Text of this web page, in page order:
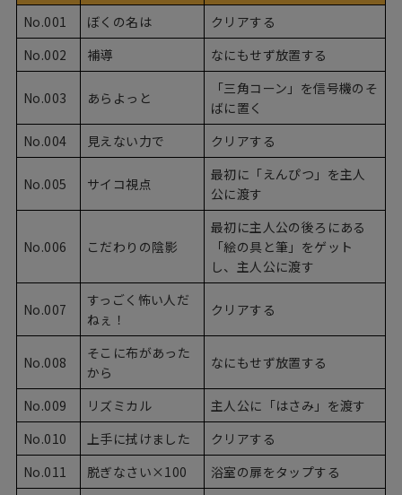
No.001
ぼくの名は
クリアする
No.002
補導 なにもせず放置する
No.003 あらよっと
「三角コーン」を信号機のそ
ばに置く
No.004
見えない力で クリアする
No.005 サイコ視点
最初に「えんぴつ」を主人
公に渡す
No.006 こだわりの陰影
最初に主人公の後ろにある
「絵の具と筆」をゲット
し、主人公に渡す
No.007
すっごく怖い人だ
ねぇ！
クリアする
No.008
そこに布があった
から
なにもせず放置する
No.009 リズミカル
主人公に「はさみ」を渡す
No.010
上手に拭けました
クリアする
No.011
脱ぎなさい×100 浴室の扉をタップする